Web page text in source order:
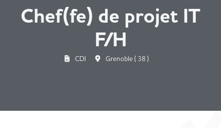
Chef(fe) de projet IT
F/H
CDI Grenoble ( 38 )